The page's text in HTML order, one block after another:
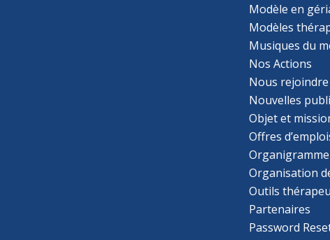
Modèle en
Modèles
Musiques du
Nos Actions
Nous rejoindre
Nouvelles
Objet et
Offres
Organigramme
Organisation
Outils
Partenaires
Password